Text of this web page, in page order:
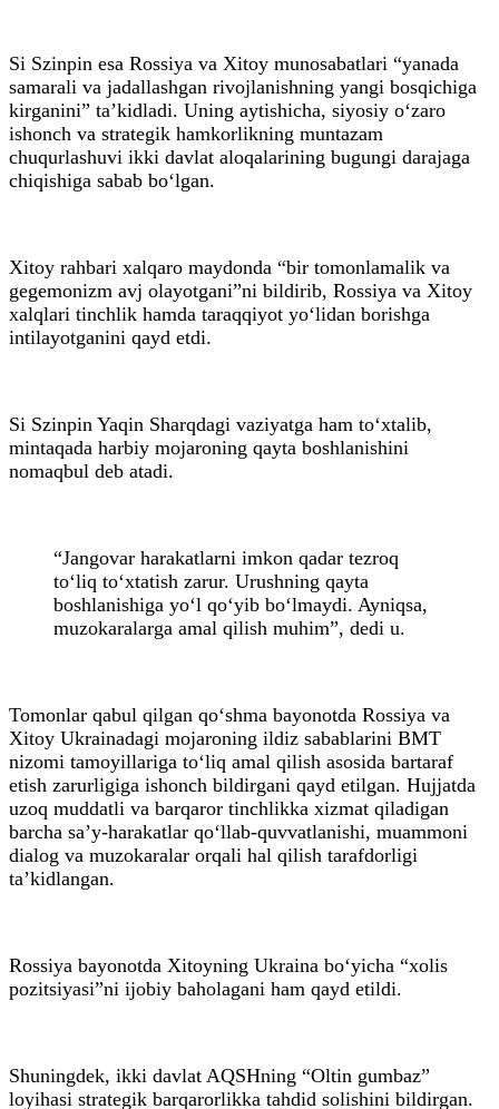
Si Szinpin esa Rossiya va Xitoy munosabatlari “yanada
samarali va jadallashgan rivojlanishning yangi bosqichiga
kirganini” ta’kidladi. Uning aytishicha, siyosiy o‘zaro
ishonch va strategik hamkorlikning muntazam
chuqurlashuvi ikki davlat aloqalarining bugungi darajaga
chiqishiga sabab bo‘lgan.
Xitoy rahbari xalqaro maydonda “bir tomonlamalik va
gegemonizm avj olayotgani”ni bildirib, Rossiya va Xitoy
xalqlari tinchlik hamda taraqqiyot yo‘lidan borishga
intilayotganini qayd etdi.
Si Szinpin Yaqin Sharqdagi vaziyatga ham to‘xtalib,
mintaqada harbiy mojaroning qayta boshlanishini
nomaqbul deb atadi.
“Jangovar harakatlarni imkon qadar tezroq
to‘liq to‘xtatish zarur. Urushning qayta
boshlanishiga yo‘l qo‘yib bo‘lmaydi. Ayniqsa,
muzokaralarga amal qilish muhim”, dedi u.
Tomonlar qabul qilgan qo‘shma bayonotda Rossiya va
Xitoy Ukrainadagi mojaroning ildiz sabablarini BMT
nizomi tamoyillariga to‘liq amal qilish asosida bartaraf
etish zarurligiga ishonch bildirgani qayd etilgan. Hujjatda
uzoq muddatli va barqaror tinchlikka xizmat qiladigan
barcha sa’y-harakatlar qo‘llab-quvvatlanishi, muammoni
dialog va muzokaralar orqali hal qilish tarafdorligi
ta’kidlangan.
Rossiya bayonotda Xitoyning Ukraina bo‘yicha “xolis
pozitsiyasi”ni ijobiy baholagani ham qayd etildi.
Shuningdek, ikki davlat AQSHning “Oltin gumbaz”
loyihasi strategik barqarorlikka tahdid solishini bildirgan.